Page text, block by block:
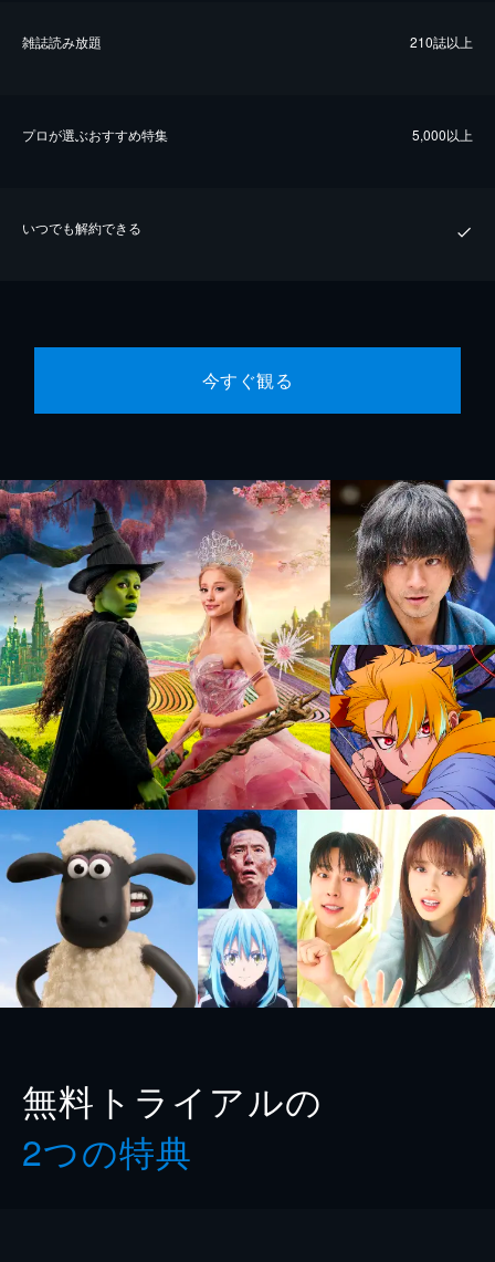
雑誌読み放題 210誌以上
プロが選ぶおすすめ特集 5,000以上
いつでも解約できる
今すぐ観る
無料トライアルの
2つの特典